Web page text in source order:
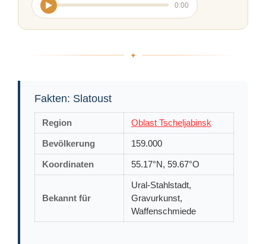
0:00
Fakten: Slatoust
Region Oblast Tscheljabinsk
Bevölkerung 159.000
Koordinaten 55.17°N, 59.67°O
Bekannt für
Ural-Stahlstadt,
Gravurkunst,
Waffenschmiede